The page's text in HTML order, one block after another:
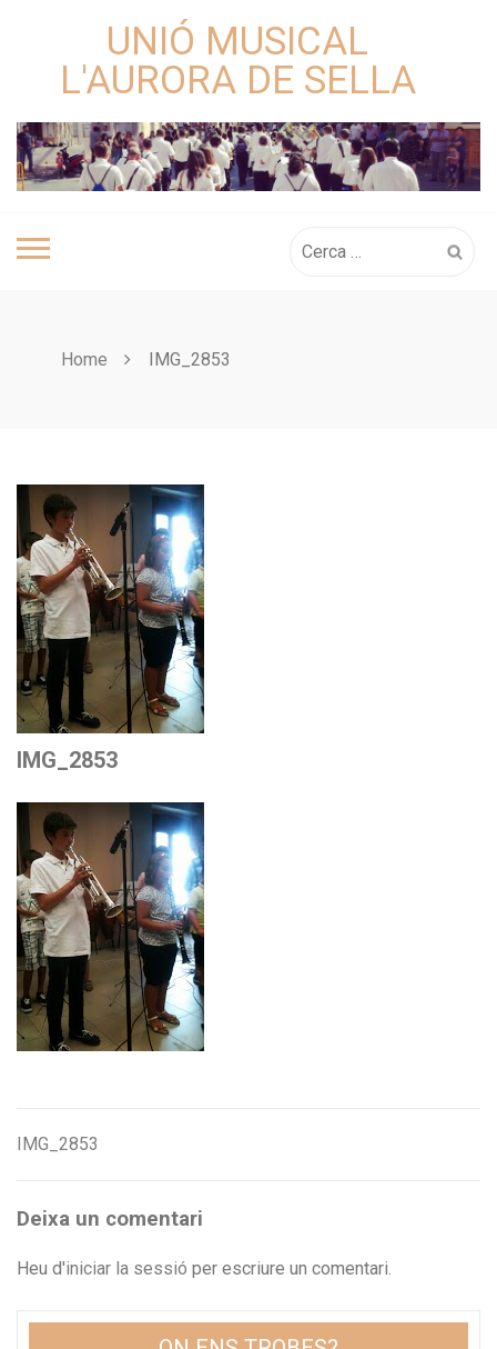
UNIÓ MUSICAL
L'AURORA DE SELLA
Home IMG_2853
IMG_2853
Navegació
IMG_2853
Deixa un comentari
Heu d'iniciar la sessió per escriure un comentari.